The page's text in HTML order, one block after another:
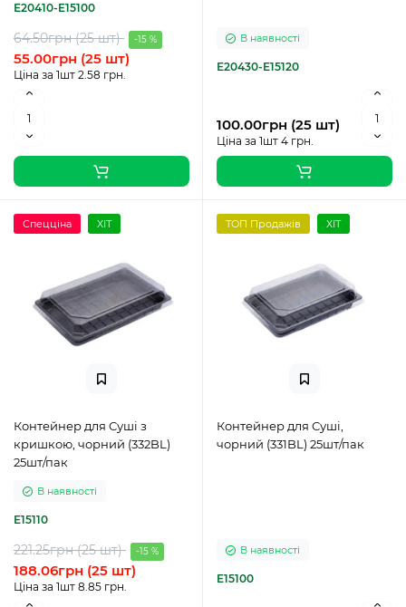
Е20410-E15100
64.50грн (25 шт) -15 %
55.00грн (25 шт)
Ціна за 1шт 2.58 грн.
В наявності
Е20430-E15120
100.00грн (25 шт)
Ціна за 1шт 4 грн.
Спецціна ХІТ
Контейнер для Суші з
кришкою, чорний (332BL)
25шт/пак
В наявності
E15110
221.25грн (25 шт) -15 %
188.06грн (25 шт)
Ціна за 1шт 8.85 грн.
ТОП Продажів ХІТ
Контейнер для Суші,
чорний (331BL) 25шт/пак
В наявності
E15100